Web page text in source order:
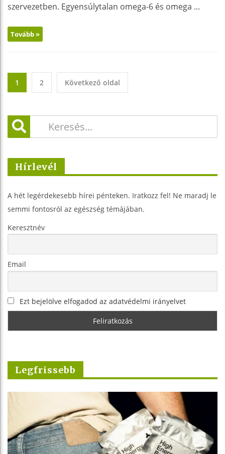
szervezetben. Egyensúlytalan omega-6 és omega ...
Tovább »
1 2 Következő oldal
Hírlevél
A hét legérdekesebb hírei pénteken. Iratkozz fel! Ne maradj le
semmi fontosról az egészség témájában.
Keresztnév
Email
Ezt bejelölve elfogadod az adatvédelmi irányelvet
Legfrissebb